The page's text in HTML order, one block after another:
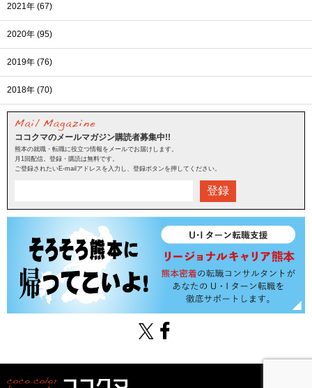
2021年 (67)
2020年 (95)
2019年 (76)
2018年 (70)
ココクマのメールマガジン購読者募集中!!
熊本の就職・転職に役立つ情報をメールでお届けします。
月1回配信。登録・購読は無料です。
ご登録されたいE-mailアドレスを入力し、登録ボタンを押してください。
登録